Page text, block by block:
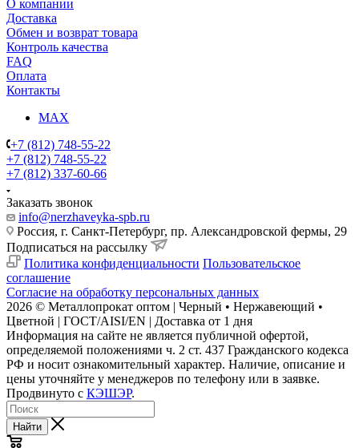
О компании
Доставка
Обмен и возврат товара
Контроль качества
FAQ
Оплата
Контакты
MAX
+7 (812) 748-55-22
+7 (812) 748-55-22
+7 (812) 337-60-66
Заказать звонок
info@nerzhaveyka-spb.ru
Россия, г. Санкт-Петербург, пр. Александровской фермы, 29
Подписаться на рассылку
Политика конфиденциальности Пользовательское
соглашение
Согласие на обработку персональных данных
2026 © Металлопрокат оптом | Черный • Нержавеющий •
Цветной | ГОСТ/AISI/EN | Доставка от 1 дня
Информация на сайте не является публичной офертой,
определяемой положениями ч. 2 ст. 437 Гражданского кодекса
РФ и носит ознакомительный характер. Наличие, описание и
цены уточняйте у менеджеров по телефону или в заявке.
Продвинуто с КЭШЭР.
Найти